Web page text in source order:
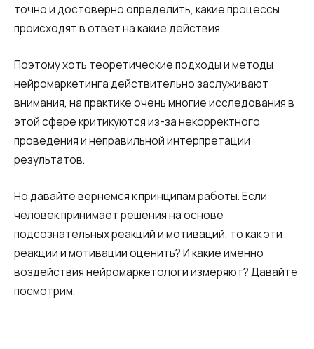
точно и достоверно определить, какие процессы
происходят в ответ на какие действия.
Поэтому хоть теоретические подходы и методы
нейромаркетинга действительно заслуживают
внимания, на практике очень многие исследования в
этой сфере критикуются из-за некорректного
проведения и неправильной интерпретации
результатов.
Но давайте вернемся к принципам работы. Если
человек принимает решения на основе
подсознательных реакций и мотиваций, то как эти
реакции и мотивации оценить? И какие именно
воздействия нейромаркетологи измеряют? Давайте
посмотрим.
Написать партнеру
Ім'я
Заказать звонок
Ваше имя
Заказать интеграцию
Ваше имя
Заказать Тест Драйв
Ваше имя
Нужна
помощь
с выбором?